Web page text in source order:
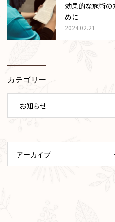
効果的な施術の
めに
2024.02.21
カテゴリー
お知らせ
アーカイブ